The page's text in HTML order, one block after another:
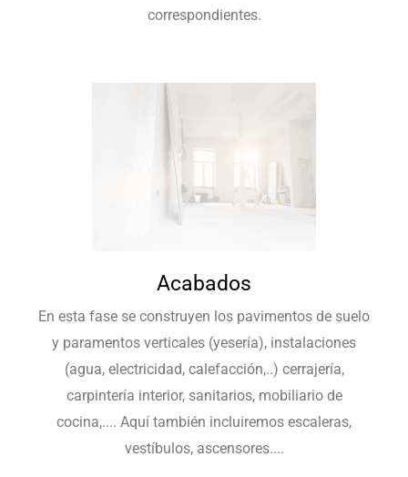
correspondientes.
Acabados
En esta fase se construyen los pavimentos de suelo
y paramentos verticales (yesería), instalaciones
(agua, electricidad, calefacción,..) cerrajería,
carpintería interior, sanitarios, mobiliario de
cocina,.... Aquí también incluiremos escaleras,
vestíbulos, ascensores....